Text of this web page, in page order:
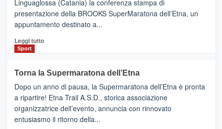
via
i
collegamenti
Linguaglossa (Catania) la conferenza stampa di
presentazione della BROOKS SuperMaratona dell’Etna, un
appuntamento destinato a...
Leggi tuttoLeggi
BROOKS
SuperMaratona
dell’Etna,
presentata
l’edizione
2026
Sport
Torna la Supermaratona dell’Etna
Dopo un anno di pausa, la Supermaratona dell’Etna è pronta
a ripartire! Etna Trail A.S.D., storica associazione
organizzatrice dell’evento, annuncia con rinnovato
entusiasmo il ritorno della...